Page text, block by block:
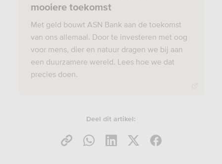
mooiere toekomst
Met geld bouwt ASN Bank aan de toekomst
van ons allemaal. Door te investeren met oog
voor mens, dier en natuur dragen we bij aan
een duurzamere wereld. Lees hoe we dat
precies doen.
Deel dit artikel: